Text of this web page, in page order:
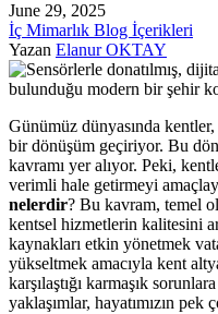
June 29, 2025
İç Mimarlık Blog İçerikleri
Yazan Elanur OKTAY
Günümüz dünyasında
bir dönüşüm geçiriyor. Bu
kavramı yer alıyor. Peki,
verimli hale getirmeyi
nelerdir? Bu kavram, temel
kentsel hizmetlerin kalitesini
kaynakları etkin yönetmek
yükseltmek amacıyla kent
karşılaştığı karmaşık
yaklaşımlar, hayatımızın pek